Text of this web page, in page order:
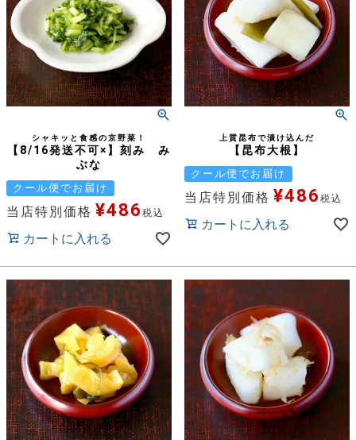
シャキッと食感の京野菜！
【8/16発送不可×】刻み み
ぶな
クール便でお届け
当店特別価格 ¥486 税込
カートに入れる
上質昆布で漬け込んだ
【昆布大根】
クール便でお届け
当店特別価格 ¥486 税込
カートに入れる